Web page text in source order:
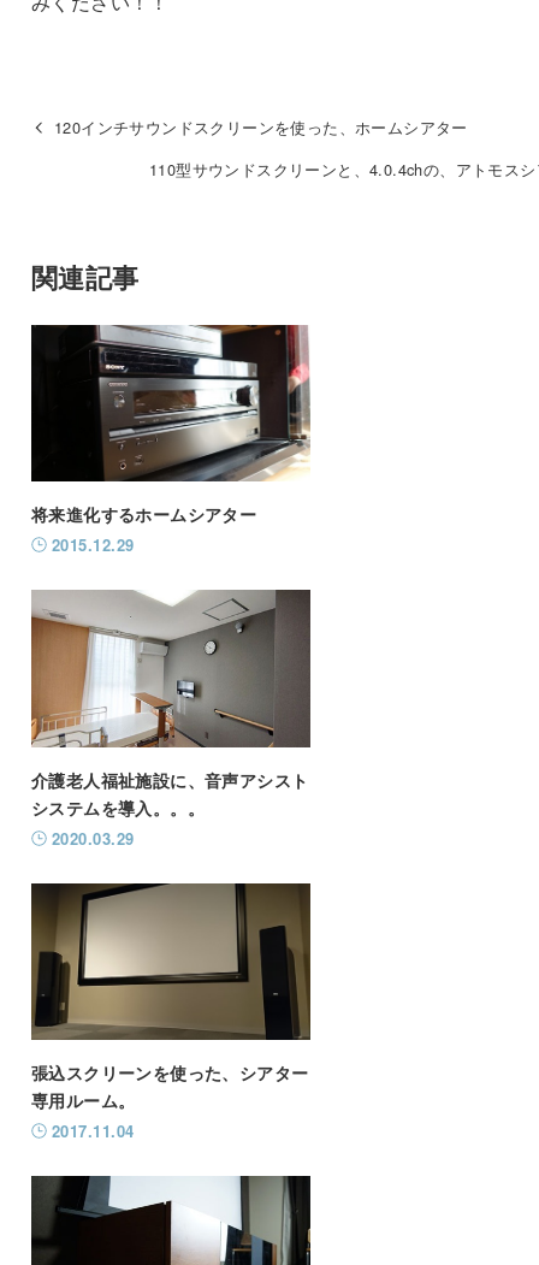
120インチサウンドスクリーンを使った、ホームシアター
110型サウンドスクリーンと、4.0.4chの、アトモス
関連記事
将来進化するホームシアター
2015.12.29
介護老人福祉施設に、音声アシスト
システムを導入。。。
2020.03.29
張込スクリーンを使った、シアター
専用ルーム。
2017.11.04